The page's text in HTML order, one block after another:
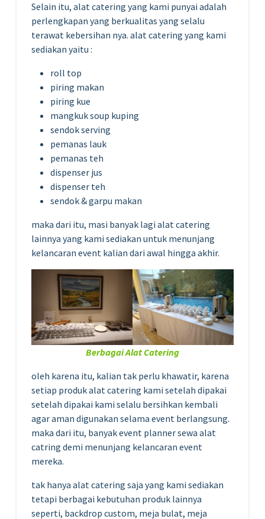
Selain itu, alat catering yang kami punyai adalah
perlengkapan yang berkualitas yang selalu
terawat kebersihan nya. alat catering yang kami
sediakan yaitu :
roll top
piring makan
piring kue
mangkuk soup kuping
sendok serving
pemanas lauk
pemanas teh
dispenser jus
dispenser teh
sendok & garpu makan
maka dari itu, masi banyak lagi alat catering
lainnya yang kami sediakan untuk menunjang
kelancaran event kalian dari awal hingga akhir.
Berbagai Alat Catering
oleh karena itu, kalian tak perlu khawatir, karena
setiap produk alat catering kami setelah dipakai
setelah dipakai kami selalu bersihkan kembali
agar aman digunakan selama event berlangsung.
maka dari itu, banyak event planner sewa alat
catring demi menunjang kelancaran event
mereka.
tak hanya alat catering saja yang kami sediakan
tetapi berbagai kebutuhan produk lainnya
seperti, backdrop custom, meja bulat, meja